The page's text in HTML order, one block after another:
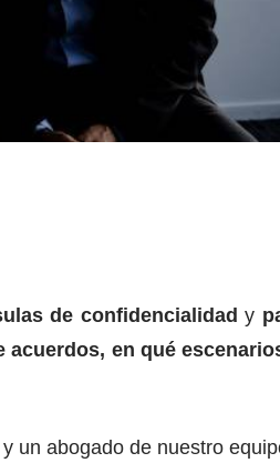
de confidencialidad y
en qué
y un abogado de nuestro